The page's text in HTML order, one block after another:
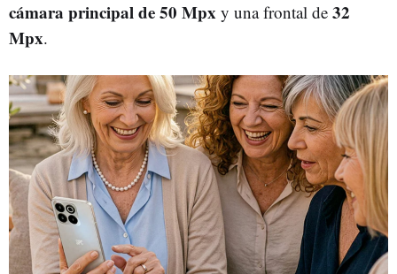
cámara principal de 50 Mpx y una frontal de 32
Mpx.